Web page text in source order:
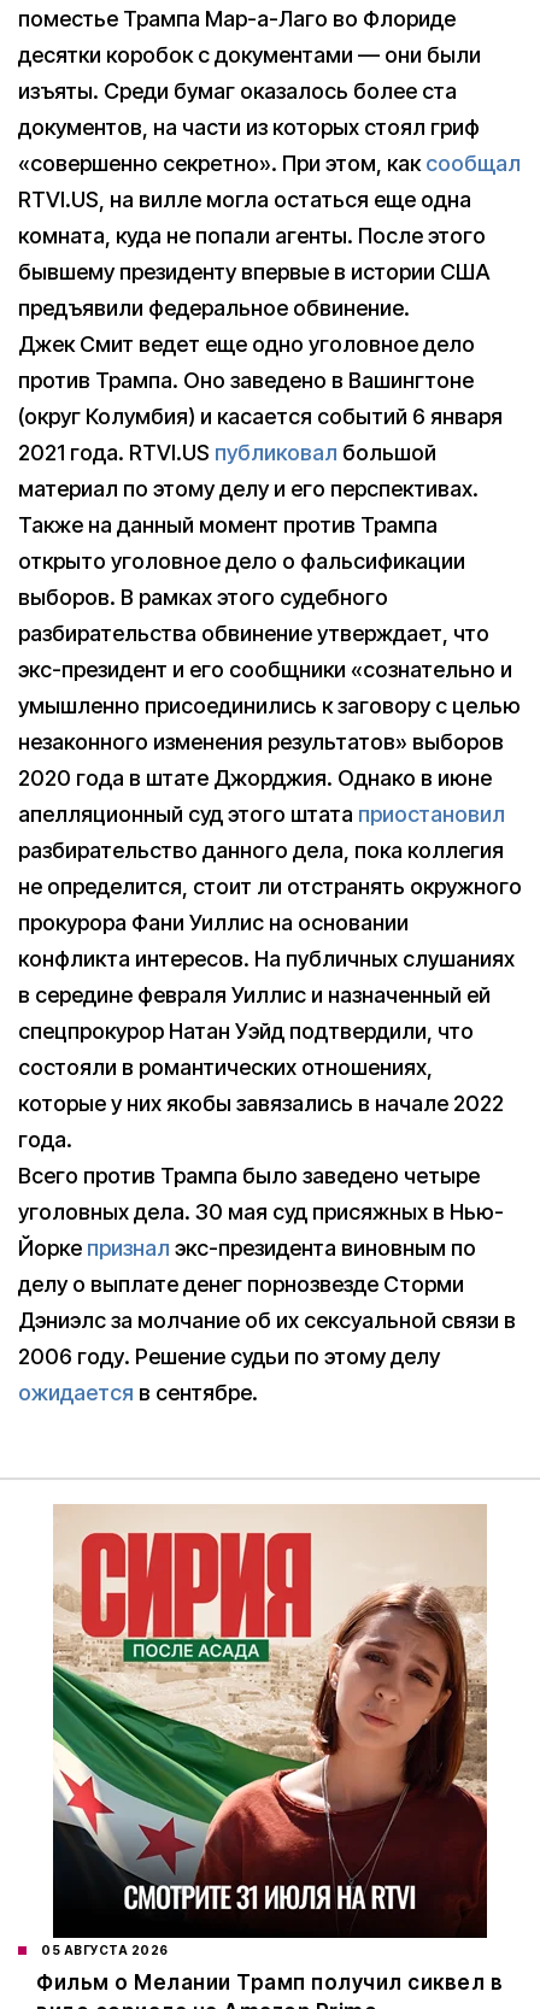
поместье Трампа Мар-а-Лаго во Флориде
десятки коробок с документами — они были
изъяты. Среди бумаг оказалось более ста
документов, на части из которых стоял гриф
«совершенно секретно». При этом, каксообщал
RTVI.US, на вилле могла остаться еще одна
комната, куда не попали агенты. После этого
бывшему президенту впервые в истории США
предъявили федеральное обвинение.
Джек Смит ведет еще одно уголовное дело
против Трампа. Оно заведено в Вашингтоне
(округ Колумбия) и касается событий 6 января
2021 года. RTVI.US публиковал большой
материал по этому делу и его перспективах.
Также на данный момент против Трампа
открыто уголовное дело о фальсификации
выборов. В рамках этого судебного
разбирательства обвинение утверждает, что
экс-президент и его сообщники «сознательно и
умышленно присоединились к заговору с целью
незаконного изменения результатов» выборов
2020 года в штате Джорджия. Однако в июне
апелляционный суд этого штата приостановил
разбирательство данного дела, пока коллегия
не определится, стоит ли отстранять окружного
прокурора Фани Уиллис на основании
конфликта интересов. На публичных слушаниях
в середине февраля Уиллис и назначенный ей
спецпрокурор Натан Уэйд подтвердили, что
состояли в романтических отношениях,
которые у них якобы завязались в начале 2022
года.
Всего против Трампа было заведено четыре
уголовных дела. 30 мая суд присяжных в Нью-
Йорке признал экс-президента виновным по
делу о выплате денег порнозвезде Сторми
Дэниэлс за молчание об их сексуальной связи в
2006 году. Решение судьи по этому делу
ожидается в сентябре.
05 АВГУСТА 2026
Фильм о Мелании Трамп получил сиквел в